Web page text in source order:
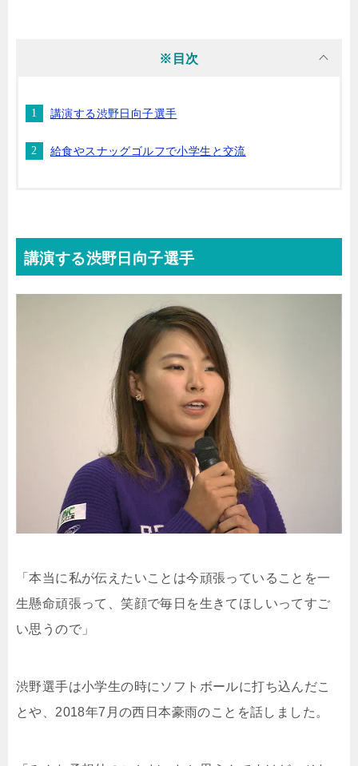
※目次
講演する渋野日向子選手
給食やスナッグゴルフで小学生と交流
講演する渋野日向子選手
「本当に私が伝えたいことは今頑張っていることを一
生懸命頑張って、笑顔で毎日を生きてほしいってすご
い思うので」
渋野選手は小学生の時にソフトボールに打ち込んだこ
とや、2018年7月の西日本豪雨のことを話しました。